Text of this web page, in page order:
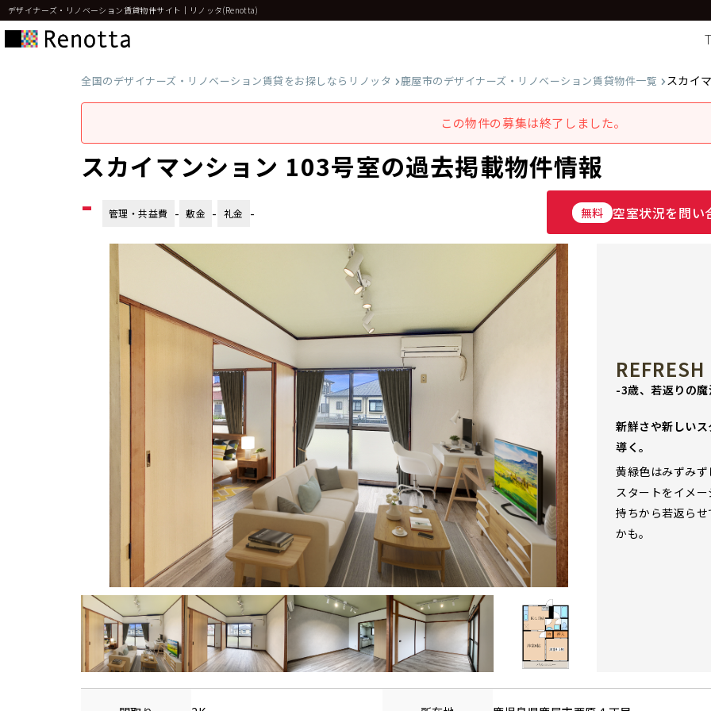
デザイナーズ・リノベーション賃貸物件サイト｜リノッタ(Renotta)
全国のデザイナーズ・リノベーション賃貸をお探しならリノッタ 鹿屋市のデザイナーズ・リノベーション賃貸物件一覧 スカイ
この物件の募集は終了しました。
スカイマンション 103号室の過去掲載物件情報
- 管理・共益費 - 敷金 - 礼金 - 無料 空室状況を問い
-3歳、若返りの
新鮮さや新しい
導く。
黄緑色はみずみ
スタートをイメ
持ちから若返ら
かも。